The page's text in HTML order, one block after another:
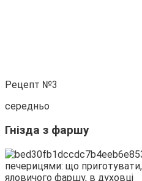
Рецепт №3
середньо
Гнізда з фаршу